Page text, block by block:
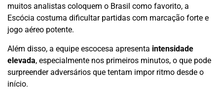
muitos analistas coloquem o Brasil como favorito, a
Escócia costuma dificultar partidas com marcação forte e
jogo aéreo potente.
Além disso, a equipe escocesa apresenta intensidade
elevada, especialmente nos primeiros minutos, o que pode
surpreender adversários que tentam impor ritmo desde o
início.